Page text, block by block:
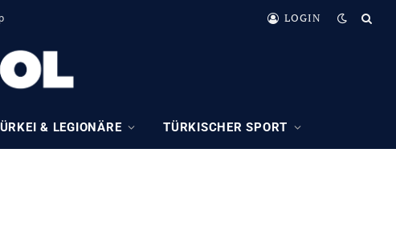
LOGIN
& LEGIONÄRE TÜRKISCHER SPORT